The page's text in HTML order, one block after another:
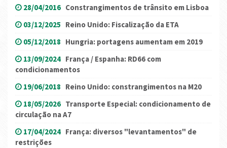
28/04/2016 Constrangimentos de trânsito em Lisboa
03/12/2025 Reino Unido: Fiscalização da ETA
05/12/2018 Hungria: portagens aumentam em 2019
13/09/2024 França / Espanha: RD66 com
condicionamentos
19/06/2018 Reino Unido: constrangimentos na M20
18/05/2026 Transporte Especial: condicionamento de
circulação na A7
17/04/2024 França: diversos "levantamentos" de
restrições